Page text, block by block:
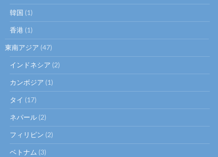
韓国 (1)
香港 (1)
東南アジア (47)
インドネシア (2)
カンボジア (1)
タイ (17)
ネパール (2)
フィリピン (2)
ベトナム (3)